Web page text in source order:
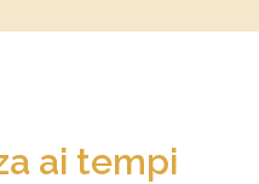
ai tempi